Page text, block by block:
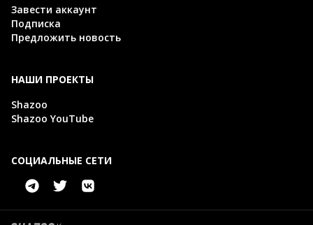
Завести аккаунт
Подписка
Предложить новость
НАШИ ПРОЕКТЫ
Shazoo
Shazoo YouTube
СОЦИАЛЬНЫЕ СЕТИ